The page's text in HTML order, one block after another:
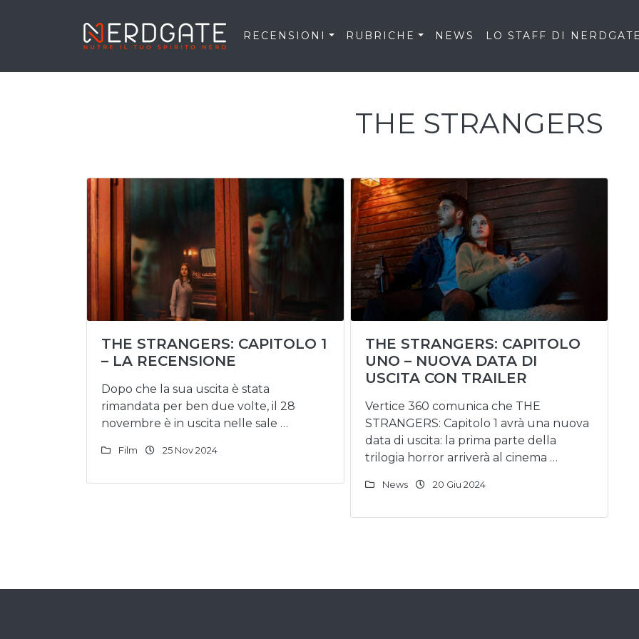
RECENSIONI RUBRICHE NEWS LO STAFF DI
THE STRANGERS
THE STRANGERS: CAPITOLO 1
– LA RECENSIONE
Dopo che la sua uscita è stata
rimandata per ben due volte, il 28
novembre è in uscita nelle sale …
Film 25 Nov 2024
THE STRANGERS: CAPITOLO
UNO – NUOVA DATA DI
USCITA CON TRAILER
Vertice 360 comunica che THE
STRANGERS: Capitolo 1 avrà una nuova
data di uscita: la prima parte della
trilogia horror arriverà al cinema …
News 20 Giu 2024